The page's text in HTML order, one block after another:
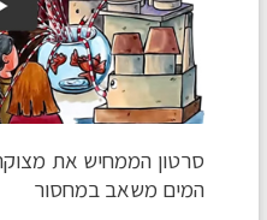
סרטון הממחיש את
המים משאב במחסור